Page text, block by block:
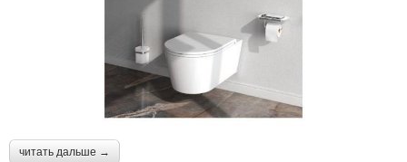
читать дальше →